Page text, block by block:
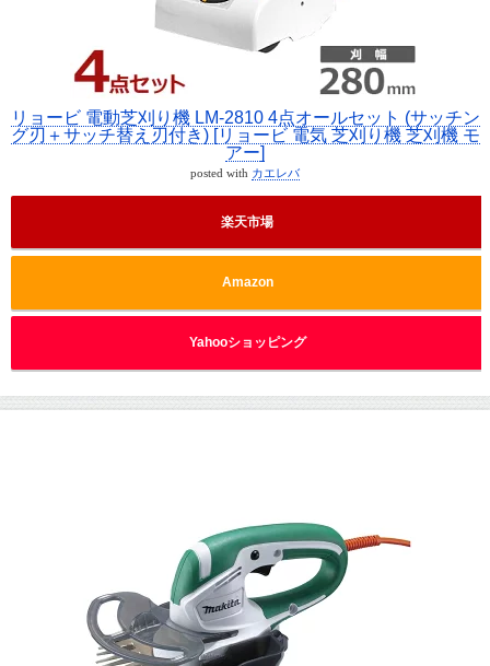
リョービ 電動芝刈り機 LM-2810 4点オールセット (サッチン
グ刃＋サッチ替え刃付き) [リョービ 電気 芝刈り機 芝刈機 モ
アー]
posted with カエレバ
楽天市場
Amazon
Yahooショッピング